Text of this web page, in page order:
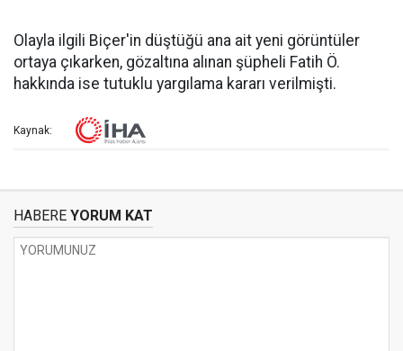
Olayla ilgili Biçer'in düştüğü ana ait yeni görüntüler
ortaya çıkarken, gözaltına alınan şüpheli Fatih Ö.
hakkında ise tutuklu yargılama kararı verilmişti.
Kaynak:
HABERE YORUM KAT